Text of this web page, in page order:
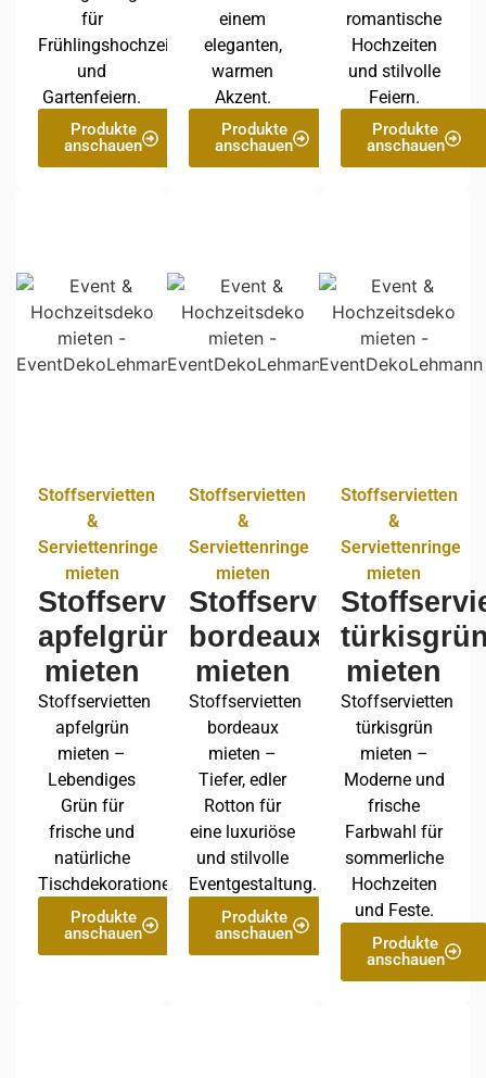
für
Frühlingshochzeiten
und
Gartenfeiern.
Produkte
anschauen
einem
eleganten,
warmen
Akzent.
Produkte
anschauen
romantische
Hochzeiten
und stilvolle
Feiern.
Produkte
anschauen
Stoffservietten
&
Serviettenringe
mieten
Stoffservietten
apfelgrün
mieten
Stoffservietten
apfelgrün
mieten –
Lebendiges
Grün für
frische und
natürliche
Tischdekorationen.
Produkte
anschauen
Stoffservietten
&
Serviettenringe
mieten
Stoffservietten
bordeaux
mieten
Stoffservietten
bordeaux
mieten –
Tiefer, edler
Rotton für
eine luxuriöse
und stilvolle
Eventgestaltung.
Produkte
anschauen
Stoffservietten
&
Serviettenringe
mieten
mieten
Stoffservietten
türkisgrün
mieten –
Moderne und
frische
Farbwahl für
sommerliche
Hochzeiten
und Feste.
Produkte
anschauen